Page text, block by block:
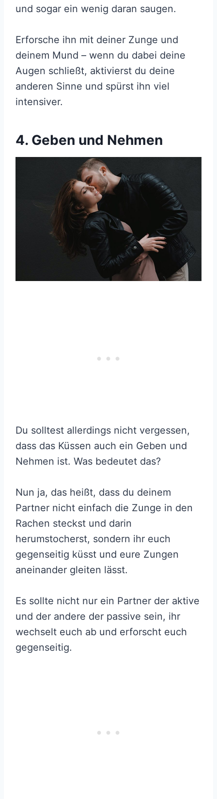
und sogar ein wenig daran saugen.
Erforsche ihn mit deiner Zunge und
deinem Mund – wenn du dabei deine
Augen schließt, aktivierst du deine
anderen Sinne und spürst ihn viel
intensiver.
4. Geben und Nehmen
Du solltest allerdings nicht vergessen,
dass das Küssen auch ein Geben und
Nehmen ist. Was bedeutet das?
Nun ja, das heißt, dass du deinem
Partner nicht einfach die Zunge in den
Rachen steckst und darin
herumstocherst, sondern ihr euch
gegenseitig küsst und eure Zungen
aneinander gleiten lässt.
Es sollte nicht nur ein Partner der aktive
und der andere der passive sein, ihr
wechselt euch ab und erforscht euch
gegenseitig.